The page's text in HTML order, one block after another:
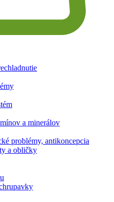
a minerálov
problémy, antikoncepcia
a obličky